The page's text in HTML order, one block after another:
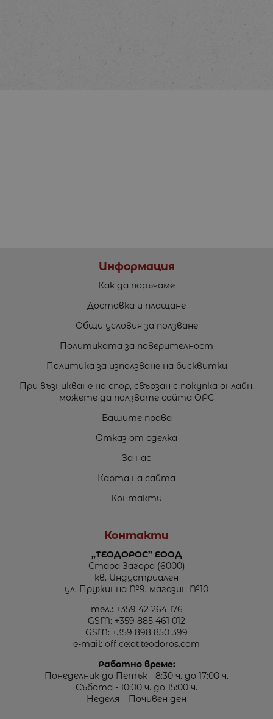
Информация
Как да поръчаме
Доставка и плащане
Общи условия за ползване
Политиката за поверителност
Политика за използване на бисквитки
При възникване на спор, свързан с покупка онлайн,
можете да ползвате сайта ОРС
Вашите права
Отказ от сделка
За нас
Карта на сайта
Контакти
Контакти
„ТЕОДОРОС” ЕООД
Стара Загора (6000)
кв. Индустриален
ул. Пружинна №9, магазин №10
тел.: +359 42 264 176
GSM: +359 885 461 012
GSM: +359 898 850 399
e-mail: office:at:teodoros.com
Работно време:
Понеделник до Петък - 8:30 ч. до 17:00 ч.
Събота - 10:00 ч. до 15:00 ч.
Неделя – Почивен ден